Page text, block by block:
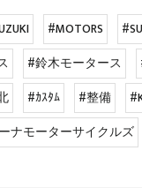
#MOTORS
#鈴木モータース
#ｶｽﾀﾑ #整備
ナモーターサイクルズ